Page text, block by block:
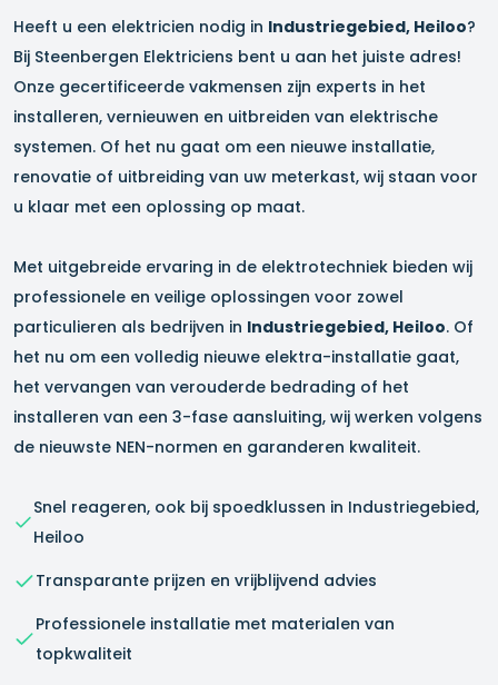
Heeft u een elektricien nodig in Industriegebied, Heiloo?
Bij Steenbergen Elektriciens bent u aan het juiste adres!
Onze gecertificeerde vakmensen zijn experts in het
installeren, vernieuwen en uitbreiden van elektrische
systemen. Of het nu gaat om een nieuwe installatie,
renovatie of uitbreiding van uw meterkast, wij staan voor
u klaar met een oplossing op maat.
Met uitgebreide ervaring in de elektrotechniek bieden wij
professionele en veilige oplossingen voor zowel
particulieren als bedrijven in Industriegebied, Heiloo. Of
het nu om een volledig nieuwe elektra-installatie gaat,
het vervangen van verouderde bedrading of het
installeren van een 3-fase aansluiting, wij werken volgens
de nieuwste NEN-normen en garanderen kwaliteit.
Snel reageren, ook bij spoedklussen in Industriegebied,
Heiloo
Transparante prijzen en vrijblijvend advies
Professionele installatie met materialen van
topkwaliteit